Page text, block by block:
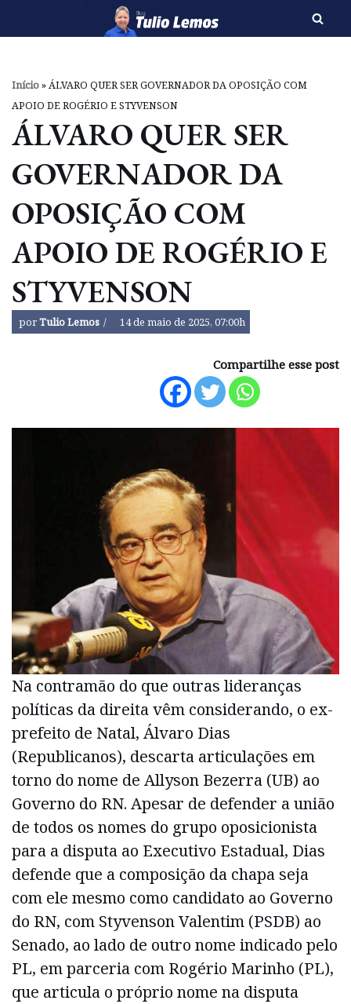
o
conteúdo
Início»ÁLVARO QUER SER GOVERNADOR DA OPOSIÇÃO COM
APOIO DE ROGÉRIO E STYVENSON
ÁLVARO QUER SER
GOVERNADOR DA
OPOSIÇÃO COM
APOIO DE ROGÉRIO E
STYVENSON
porTulio Lemos 14 de maio de 2025, 07:00h
Compartilhe esse post
Na contramão do que outras lideranças
políticas da direita vêm considerando, o ex-
prefeito de Natal, Álvaro Dias
(Republicanos), descarta articulações em
torno do nome de Allyson Bezerra (UB) ao
Governo do RN. Apesar de defender a união
de todos os nomes do grupo oposicionista
para a disputa ao Executivo Estadual, Dias
defende que a composição da chapa seja
com ele mesmo como candidato ao Governo
do RN, com Styvenson Valentim (PSDB) ao
Senado, ao lado de outro nome indicado pelo
PL, em parceria com Rogério Marinho (PL),
que articula o próprio nome na disputa